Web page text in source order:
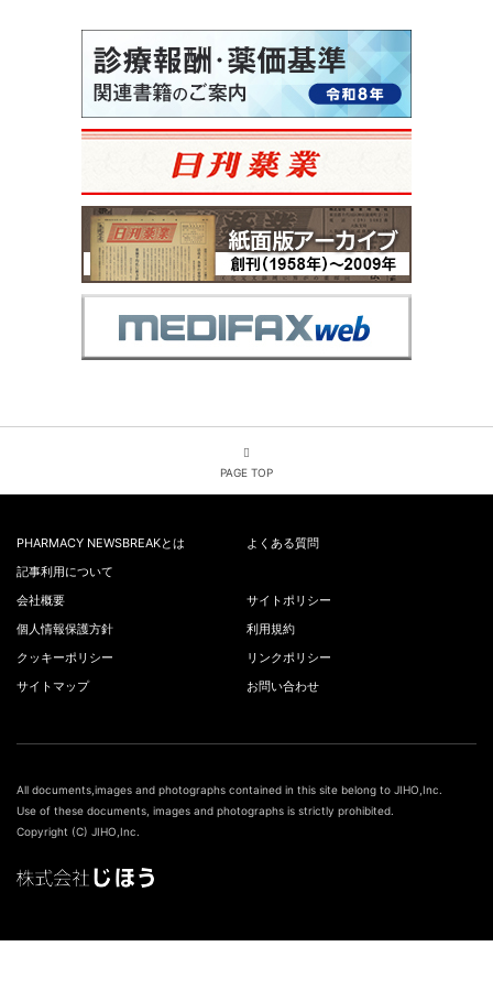
PAGE TOP
PHARMACY NEWSBREAKとは
よくある質問
記事利用について
会社概要
サイトポリシー
個人情報保護方針
利用規約
クッキーポリシー
リンクポリシー
サイトマップ
お問い合わせ
All documents,images and photographs contained in this site belong to JIHO,Inc.
Use of these documents, images and photographs is strictly prohibited.
Copyright (C) JIHO,Inc.